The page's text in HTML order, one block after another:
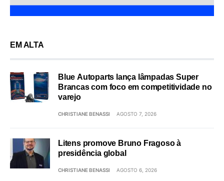
EM ALTA
Blue Autoparts lança lâmpadas Super
Brancas com foco em competitividade no
varejo
CHRISTIANE BENASSI AGOSTO 7, 2026
Litens promove Bruno Fragoso à
presidência global
CHRISTIANE BENASSI AGOSTO 6, 2026